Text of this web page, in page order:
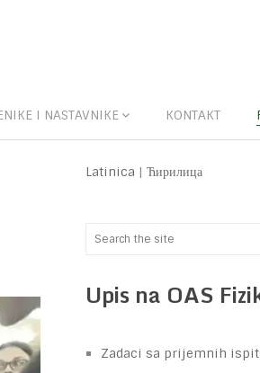
I NASTAVNIKE KONTAKT
Latinica | Ћирилица
Upis na OAS
Zadaci sa prijemnih